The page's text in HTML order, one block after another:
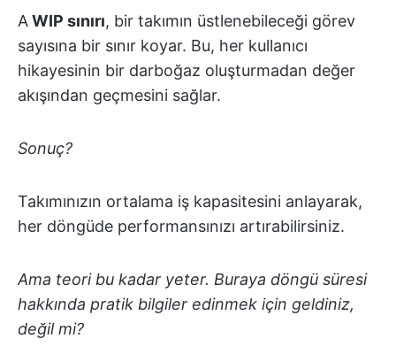
AWIP sınırı, bir takımın üstlenebileceği görev
sayısına bir sınır koyar. Bu, her kullanıcı
hikayesinin bir darboğaz oluşturmadan değer
akışından geçmesini sağlar.
Sonuç?
Takımınızın ortalama iş kapasitesini anlayarak,
her döngüde performansınızı artırabilirsiniz.
Ama teori bu kadar yeter. Buraya döngü süresi
hakkında pratik bilgiler edinmek için geldiniz,
değil mi?